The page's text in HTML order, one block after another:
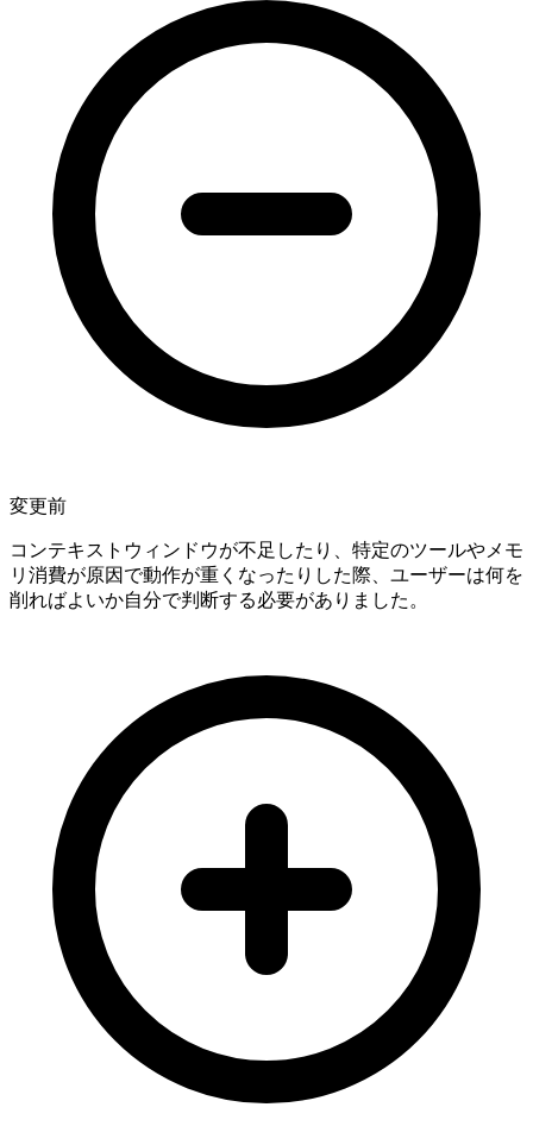
変更前
コンテキストウィンドウが不足したり、特定のツールやメモ
リ消費が原因で動作が重くなったりした際、ユーザーは何を
削ればよいか自分で判断する必要がありました。